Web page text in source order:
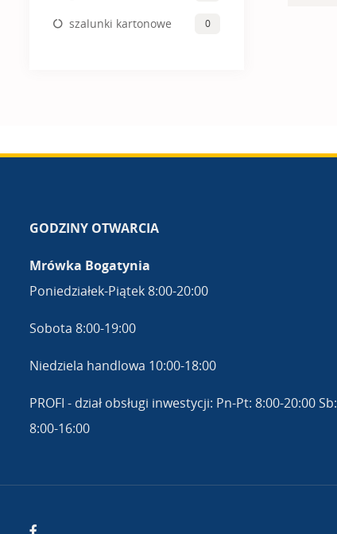
szalunki kartonowe 0
GODZINY OTWARCIA
Mrówka Bogatynia
Poniedziałek-Piątek 8:00-20:00
Sobota 8:00-19:00
Niedziela handlowa 10:00-18:00
PROFI - dział obsługi inwestycji: Pn-Pt: 8:00-20:00 Sb:
8:00-16:00